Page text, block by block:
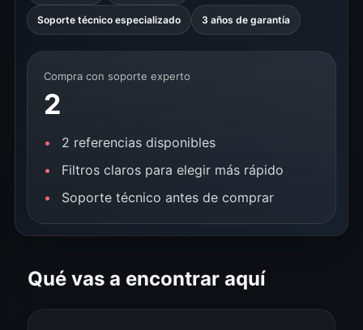
Soporte técnico especializado 3 años de garantía
Compra con soporte experto
2
2 referencias disponibles
Filtros claros para elegir más rápido
Soporte técnico antes de comprar
Qué vas a encontrar aquí